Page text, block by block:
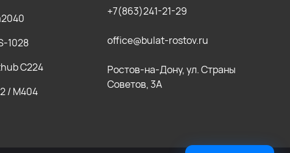
+7(863)241-21-29
office@bulat-rostov.ru
Ростов-на-Дону, ул. Страны
Советов, 3А
1028
C224
/ M404